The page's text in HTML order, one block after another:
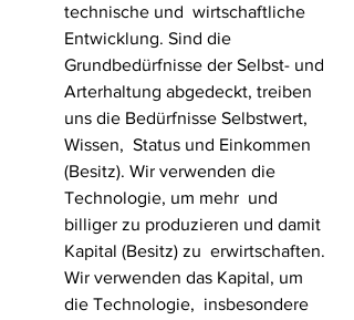
technische und  wirtschaftliche
Entwicklung. Sind die
Grundbedürfnisse der Selbst- und
Arterhaltung abgedeckt, treiben
uns die Bedürfnisse Selbstwert,
Wissen,  Status und Einkommen
(Besitz). Wir verwenden die
Technologie, um mehr  und
billiger zu produzieren und damit
Kapital (Besitz) zu  erwirtschaften.
Wir verwenden das Kapital, um
die Technologie,  insbesondere